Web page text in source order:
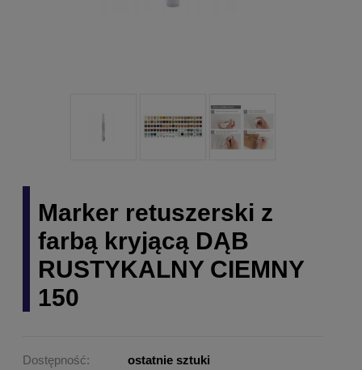
Marker retuszerski z
farbą kryjącą DĄB
RUSTYKALNY CIEMNY
150
Dostępność:
ostatnie sztuki